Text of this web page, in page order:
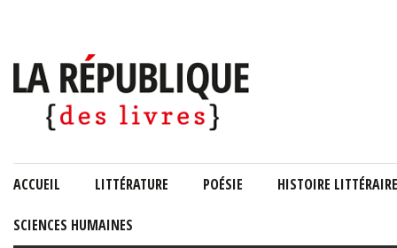
ACCUEIL LITTÉRATURE POÉSIE HISTOIRE LITTÉRAIRE
SCIENCES HUMAINES